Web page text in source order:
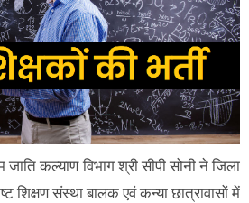
कल्याण विभाग श्री सीपी सोनी ने जिला
शिक्षण संस्था बालक एवं कन्या छात्रावासों में